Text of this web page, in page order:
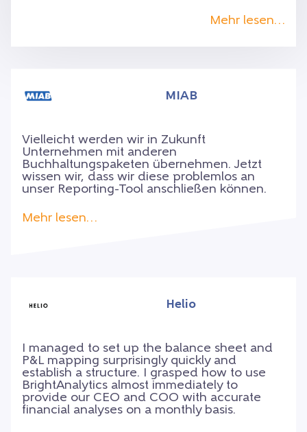
Mehr lesen…
MIAB
Vielleicht werden wir in Zukunft
Unternehmen mit anderen
Buchhaltungspaketen übernehmen. Jetzt
wissen wir, dass wir diese problemlos an
unser Reporting-Tool anschließen können.
Mehr lesen…
Helio
I managed to set up the balance sheet and
P&L mapping surprisingly quickly and
establish a structure. I grasped how to use
BrightAnalytics almost immediately to
provide our CEO and COO with accurate
financial analyses on a monthly basis.